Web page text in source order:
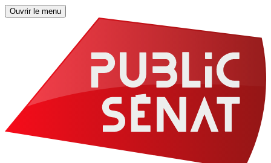
Ouvrir le menu